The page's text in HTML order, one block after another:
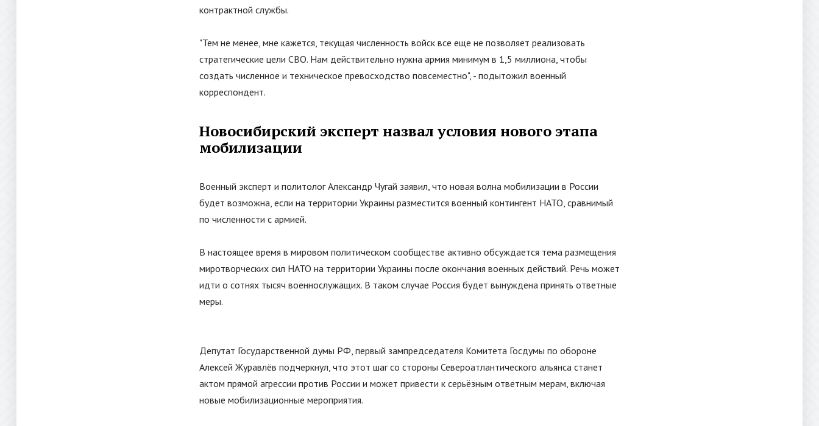
контрактной службы.
"Тем не менее, мне кажется, текущая численность войск все еще не позволяет реализовать
стратегические цели СВО. Нам действительно нужна армия минимум в 1,5 миллиона, чтобы
создать численное и техническое превосходство повсеместно", - подытожил военный
корреспондент.
Новосибирский эксперт назвал условия нового этапа
мобилизации
Военный эксперт и политолог Александр Чугай заявил, что новая волна мобилизации в России
будет возможна, если на территории Украины разместится военный контингент НАТО, сравнимый
по численности с армией.
В настоящее время в мировом политическом сообществе активно обсуждается тема размещения
миротворческих сил НАТО на территории Украины после окончания военных действий. Речь может
идти о сотнях тысяч военнослужащих. В таком случае Россия будет вынуждена принять ответные
меры.
Депутат Государственной думы РФ, первый зампредседателя Комитета Госдумы по обороне
Алексей Журавлёв подчеркнул, что этот шаг со стороны Североатлантического альянса станет
актом прямой агрессии против России и может привести к серьёзным ответным мерам, включая
новые мобилизационные мероприятия.